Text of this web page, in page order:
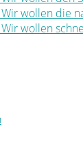
wollen die
wollen